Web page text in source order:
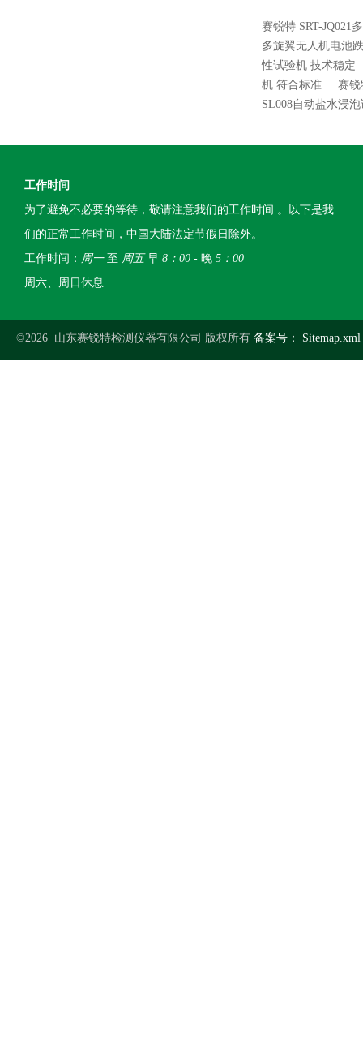
赛锐特 SRT-JQ021
多旋翼无人机电池
性试验机 技术稳定
机 符合标准
赛锐
SL008自动盐水浸
工作时间
为了避免不必要的等待，敬请注意我们的工作时间 。以下是我
们的正常工作时间，中国大陆法定节假日除外。
工作时间： 周一至 周五早 8：00 - 晚 5：00
周六、周日休息
©2026 山东赛锐特检测仪器有限公司 版权所有 备案号： Sitemap.xml